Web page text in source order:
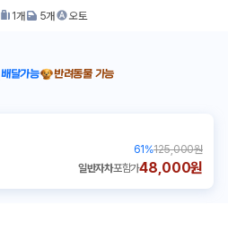
1개 5개 오토
배달가능
반려동물 가능
61 %125,000원
일반자차포함가48,000원